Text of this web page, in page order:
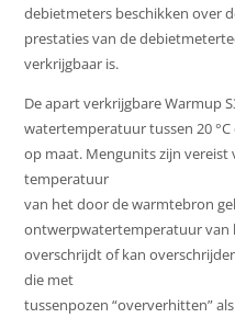
debietmeters beschikken over
prestaties van de
verkrijgbaar is.
De apart verkrijgbare Warmup
watertemperatuur tussen 20
op maat. Mengunits zijn vereist
temperatuur
van het door de warmtebron
ontwerpwatertemperatuur van
overschrijdt of kan
die met
tussenpozen “oververhitten”